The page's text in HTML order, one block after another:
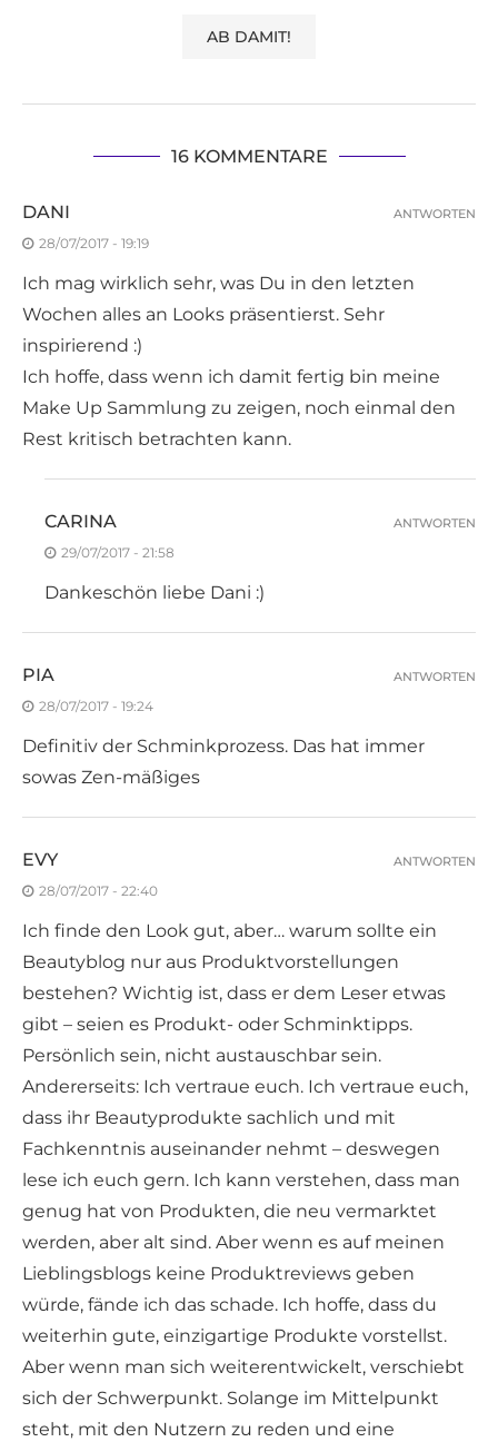
16 KOMMENTARE
DANI
28/07/2017 - 19:19
Ich mag wirklich sehr, was Du in den letzten
Wochen alles an Looks präsentierst. Sehr
inspirierend :)
Ich hoffe, dass wenn ich damit fertig bin meine
Make Up Sammlung zu zeigen, noch einmal den
Rest kritisch betrachten kann.
ANTWORTEN
CARINA
29/07/2017 - 21:58
Dankeschön liebe Dani :)
ANTWORTEN
PIA
28/07/2017 - 19:24
Definitiv der Schminkprozess. Das hat immer
sowas Zen-mäßiges
ANTWORTEN
EVY
28/07/2017 - 22:40
Ich finde den Look gut, aber… warum sollte ein
Beautyblog nur aus Produktvorstellungen
bestehen? Wichtig ist, dass er dem Leser etwas
gibt – seien es Produkt- oder Schminktipps.
Persönlich sein, nicht austauschbar sein.
Andererseits: Ich vertraue euch. Ich vertraue euch,
dass ihr Beautyprodukte sachlich und mit
Fachkenntnis auseinander nehmt – deswegen
lese ich euch gern. Ich kann verstehen, dass man
genug hat von Produkten, die neu vermarktet
werden, aber alt sind. Aber wenn es auf meinen
Lieblingsblogs keine Produktreviews geben
würde, fände ich das schade. Ich hoffe, dass du
weiterhin gute, einzigartige Produkte vorstellst.
Aber wenn man sich weiterentwickelt, verschiebt
sich der Schwerpunkt. Solange im Mittelpunkt
steht, mit den Nutzern zu reden und eine
ANTWORTEN